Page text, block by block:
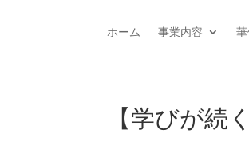
ホーム 事業内容
【学びが続